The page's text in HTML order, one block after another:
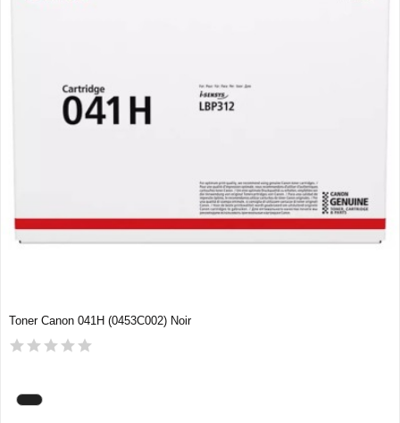
Toner Canon 041H (0453C002) Noir